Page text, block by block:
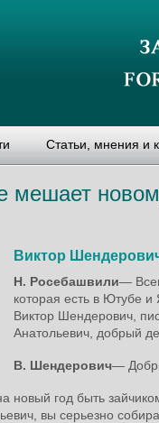
Статьи, мнения и
мешает
Виктор
Н. Росебашвили―
которая есть в Ютубе
Виктор Шендерович,
Анатольевич, добрый
В. Шендерович―
новый год быть
вы серьезно